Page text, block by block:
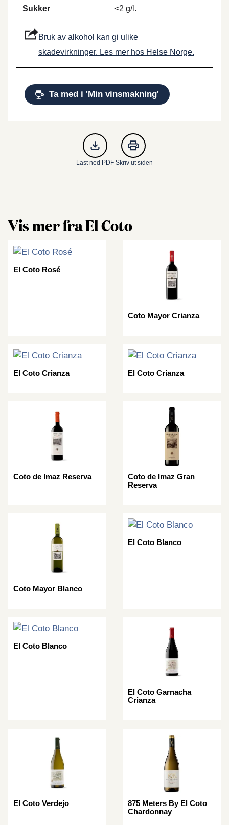
Sukker <2 g/l.
Bruk av alkohol kan gi ulike
skadevirkninger. Les mer hos Helse Norge.
Ta med i 'Min vinsmakning'
Last ned PDF Skriv ut siden
Vis mer fra El Coto
El Coto Rosé
Coto Mayor Crianza
El Coto Crianza El Coto Crianza
Coto de Imaz Reserva
Coto de Imaz Gran
Reserva
Coto Mayor Blanco
El Coto Blanco
El Coto Blanco
El Coto Garnacha
Crianza
El Coto Verdejo
875 Meters By El Coto
Chardonnay